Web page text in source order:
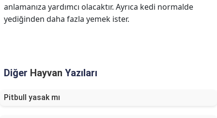
anlamanıza yardımcı olacaktır. Ayrıca kedi normalde
yediğinden daha fazla yemek ister.
Diğer Hayvan Yazıları
Pitbull yasak mı